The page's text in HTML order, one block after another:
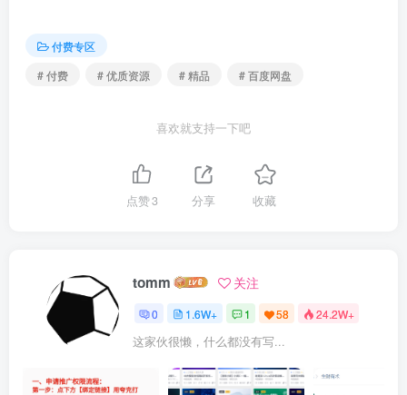
付费专区
# 付费
# 优质资源 # 精品 # 百度网盘
喜欢就支持一下吧
点赞3 分享 收藏
tomm 关注
0 1.6W+ 1 58 24.2W+
这家伙很懒，什么都没有写...